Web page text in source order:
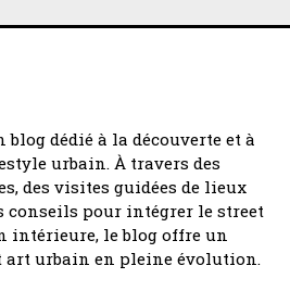
dédié à la découverte et à
urbain. À travers des
des visites guidées de lieux
conseils pour intégrer le street
intérieure, le blog offre un
art urbain en pleine évolution.